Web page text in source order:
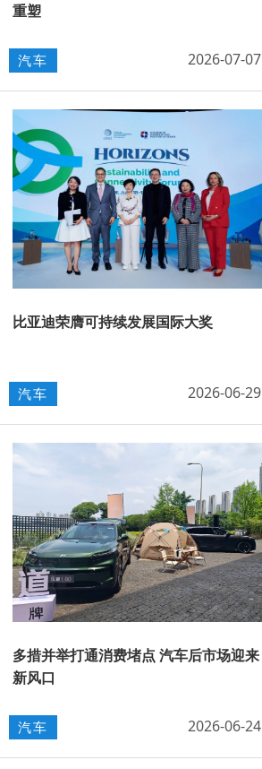
重塑
汽车 2026-07-07
比亚迪荣膺可持续发展国际大奖
汽车 2026-06-29
多措并举打通消费堵点 汽车后市场迎来
新风口
汽车 2026-06-24